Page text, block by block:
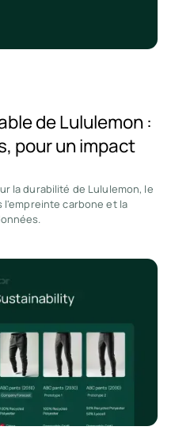
de Lululemon :
pour un impact
la durabilité de Lululemon, le
l'empreinte carbone et la